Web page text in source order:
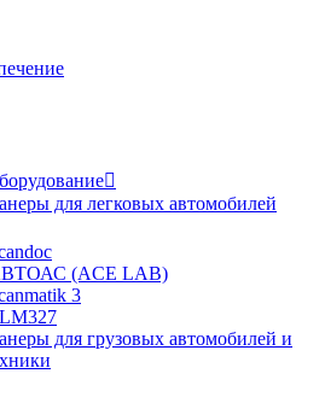

для легковых автомобилей
(ACE LAB)
3
для грузовых автомобилей и